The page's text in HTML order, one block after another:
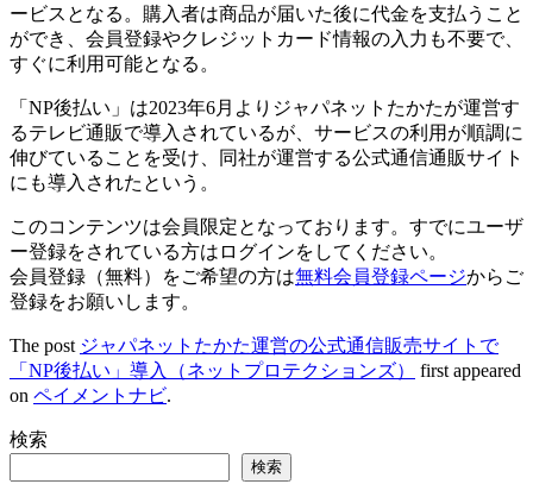
ービスとなる。購入者は商品が届いた後に代金を支払うこと
ができ、会員登録やクレジットカード情報の入力も不要で、
すぐに利用可能となる。
「NP後払い」は2023年6月よりジャパネットたかたが運営す
るテレビ通販で導入されているが、サービスの利用が順調に
伸びていることを受け、同社が運営する公式通信通販サイト
にも導入されたという。
このコンテンツは会員限定となっております。すでにユーザ
ー登録をされている方はログインをしてください。
会員登録（無料）をご希望の方は無料会員登録ページからご
登録をお願いします。
The post ジャパネットたかた運営の公式通信販売サイトで
「NP後払い」導入（ネットプロテクションズ）
first appeared
on ペイメントナビ.
検索
検索